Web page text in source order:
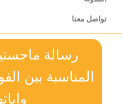
تواصل معنا
رسالة
المناسبة بين